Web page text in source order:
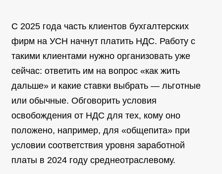
С 2025 года часть клиентов бухгалтерских
фирм на УСН начнут платить НДС. Работу с
такими клиентами нужно организовать уже
сейчас: ответить им на вопрос «как жить
дальше» и какие ставки выбрать — льготные
или обычные. Обговорить условия
освобождения от НДС для тех, кому оно
положено, например, для «общепита» при
условии соответствия уровня заработной
платы в 2024 году среднеотраслевому.